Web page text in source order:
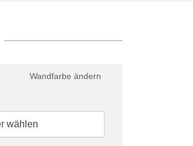
Wandfarbe ändern
wählen